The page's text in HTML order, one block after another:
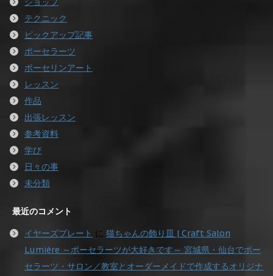
テクニック
ピックアップ記事
ポーセラーツ
ポーセリンアート
レッスン
作品
出張レッスン
参考資料
学び
日々の事
未分類
最近のコメント
イヤーズプレート に 猫ちゃんの飾り皿 | Craft Salon
Lumière ～ポーセラーツが大好きです～ 宮城県・仙台でポー
セラーツ・サロン／教室とオーダーメイドで作成するオリジナ